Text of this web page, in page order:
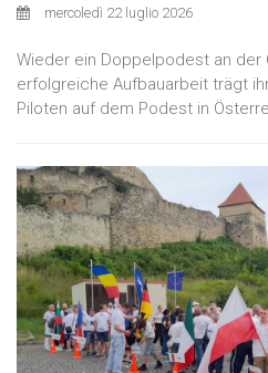
mercoledì 22 luglio 2026
Wieder ein Doppelpodest an der
erfolgreiche Aufbauarbeit trägt
Piloten auf dem Podest in